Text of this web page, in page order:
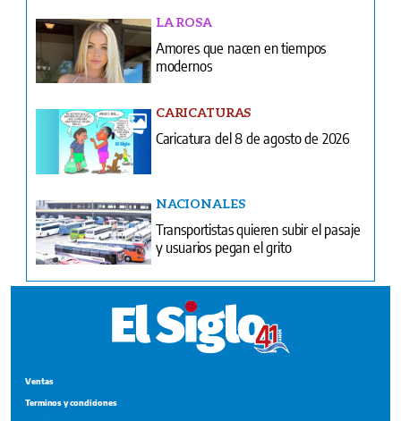
LA ROSA
Amores que nacen en tiempos
modernos
CARICATURAS
Caricatura del 8 de agosto de 2026
NACIONALES
Transportistas quieren subir el pasaje
y usuarios pegan el grito
Ventas
Terminos y condiciones